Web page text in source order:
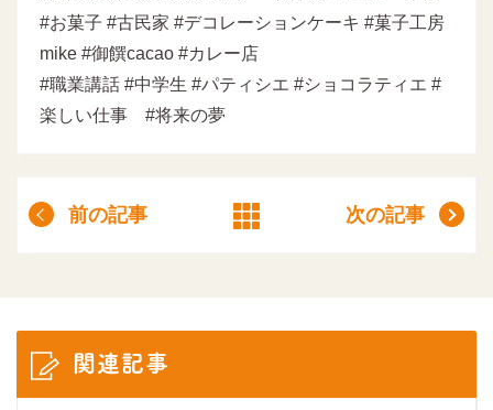
#お菓子 #古民家 #デコレーションケーキ #菓子工房
mike #御饌cacao #カレー店
#職業講話 #中学生 #パティシエ #ショコラティエ #
楽しい仕事 #将来の夢
前の記事 次の記事
関連記事